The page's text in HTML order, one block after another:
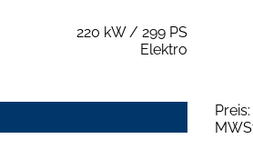
220 kW / 299 PS
Elektro
Preis: